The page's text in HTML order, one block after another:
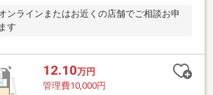
ンラインまたはお近くの店舗でご相談お申
す
12.10万円
管理費10,000円